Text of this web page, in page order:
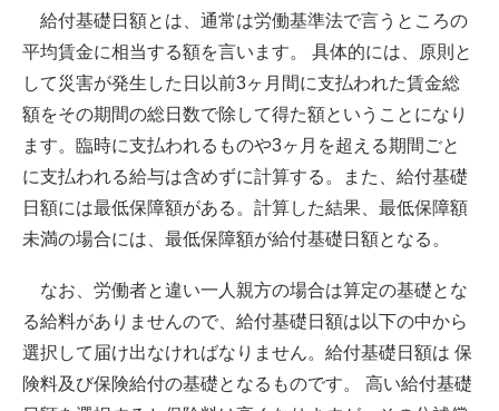
給付基礎日額とは、通常は労働基準法で言うところの
平均賃金に相当する額を言います。 具体的には、原則と
して災害が発生した日以前3ヶ月間に支払われた賃金総
額をその期間の総日数で除して得た額ということになり
ます。臨時に支払われるものや3ヶ月を超える期間ごと
に支払われる給与は含めずに計算する。また、給付基礎
日額には最低保障額がある。計算した結果、最低保障額
未満の場合には、最低保障額が給付基礎日額となる。
なお、労働者と違い一人親方の場合は算定の基礎とな
る給料がありませんので、給付基礎日額は以下の中から
選択して届け出なければなりません。給付基礎日額は 保
険料及び保険給付の基礎となるものです。 高い給付基礎